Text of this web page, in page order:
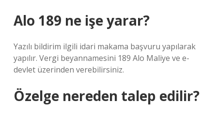
Alo 189 ne işe yarar?
Yazılı bildirim ilgili idari makama başvuru yapılarak
yapılır. Vergi beyannamesini 189 Alo Maliye ve e-
devlet üzerinden verebilirsiniz.
Özelge nereden talep edilir?